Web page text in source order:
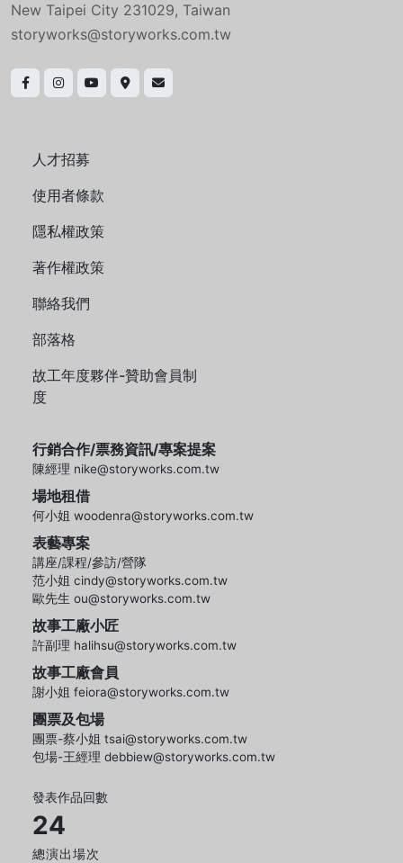
New Taipei City 231029, Taiwan
storyworks@storyworks.com.tw
人才招募
使用者條款
隱私權政策
著作權政策
聯絡我們
部落格
故工年度夥伴-贊助會員制
度
行銷合作/票務資訊/專案提案
陳經理 nike@storyworks.com.tw
場地租借
何小姐 woodenra@storyworks.com.tw
表藝專案
講座/課程/參訪/營隊
范小姐 cindy@storyworks.com.tw
歐先生 ou@storyworks.com.tw
故事工廠小匠
許副理 halihsu@storyworks.com.tw
故事工廠會員
謝小姐 feiora@storyworks.com.tw
團票及包場
團票-蔡小姐 tsai@storyworks.com.tw
包場-王經理 debbiew@storyworks.com.tw
發表作品回數
24
總演出場次